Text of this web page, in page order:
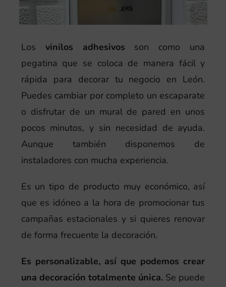
Los vinilos adhesivos son como una
pegatina que se coloca de manera fácil y
rápida para decorar tu negocio en León.
Puedes cambiar por completo un escaparate
o disfrutar de un mural de pared en unos
pocos minutos, y sin necesidad de ayuda.
Aunque también disponemos de
instaladores con mucha experiencia.
Es un tipo de producto muy económico, así
que es idóneo a la hora de promocionar tus
campañas estacionales y si quieres renovar
de forma frecuente la decoración.
Es personalizable, así que podemos crear
una decoración totalmente única. Se puede